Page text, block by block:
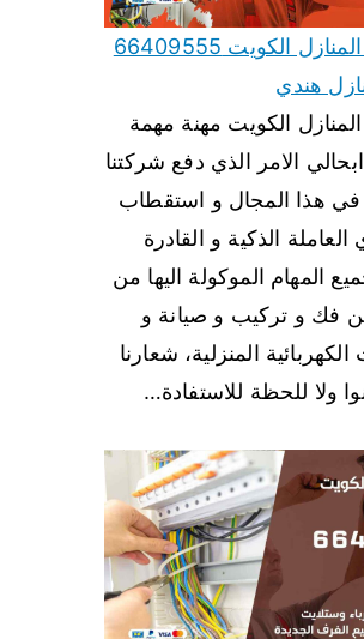
تصليح كهرباء المنازل الكويت 66409555
هندي
الكويت مهنة مهمة
الامر الذي دفع شركتنا
هذا المجال و استقطاب
الذكية و القادرة
المهام الموكولة اليها من
فك و تركيب و صيانة و
المنزلية، شعارنا
ولا للحظة للاستفادة…